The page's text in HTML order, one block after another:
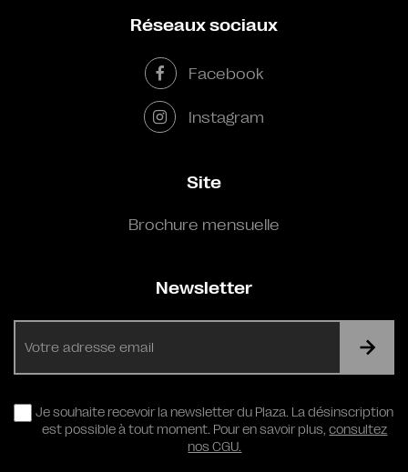
Réseaux sociaux
Facebook
Instagram
Site
Brochure mensuelle
Newsletter
RGPD
Je souhaite recevoir la newsletter du Plaza. La désinscription
est possible à tout moment. Pour en savoir plus,consultez
nos CGU.